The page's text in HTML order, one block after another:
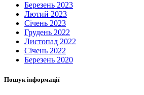
Березень 2023
Лютий 2023
Січень 2023
Грудень 2022
Листопад 2022
Січень 2022
Березень 2020
Пошук інформації